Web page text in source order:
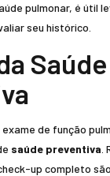
pulmonar, é útil
seu histórico.
Saúde
de função
saúde preventiva
up completo